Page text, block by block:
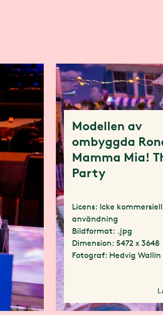
Modellen av
ombyggda
Mamma Mia!
Party
Licens: Icke kommersiell
användning
Bildformat: .jpg
Dimension: 5472 x 3648
Fotograf: Hedvig Wallin